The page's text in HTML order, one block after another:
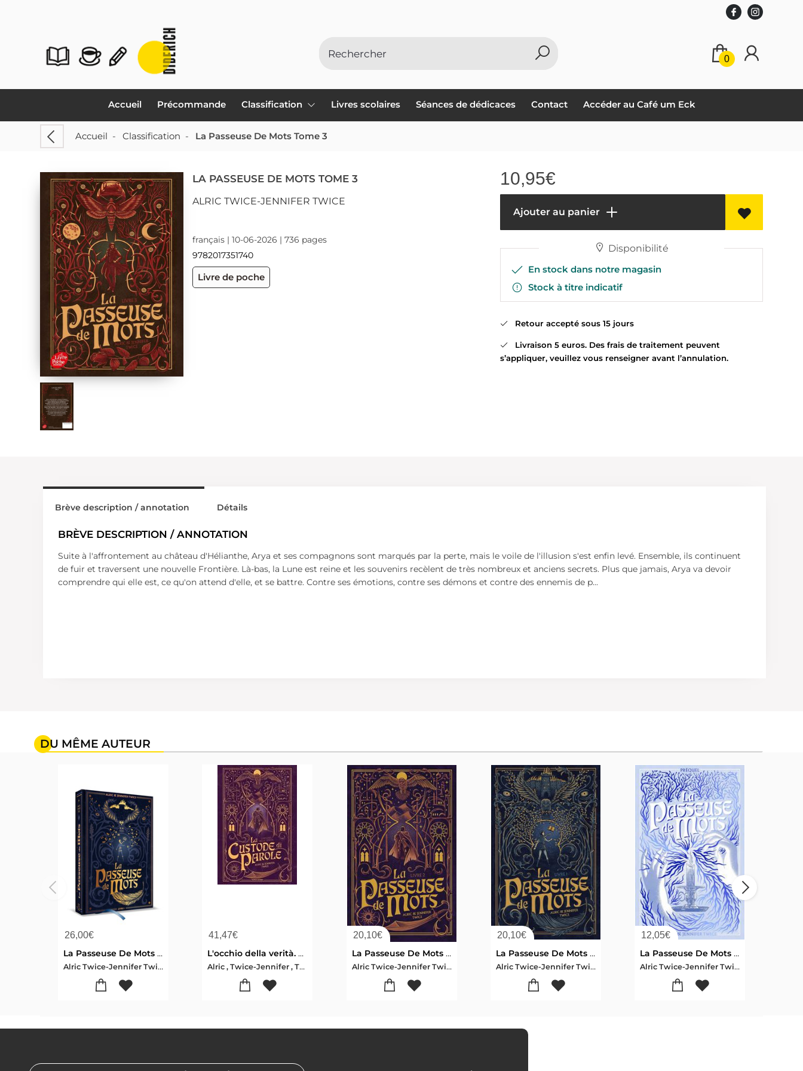
0
Accueil Précommande Classification Livres scolaires Séances de dédicaces Contact Accéder au Café um Eck
Accueil - Classification - La Passeuse De Mots Tome 3
LA PASSEUSE DE MOTS TOME 3
ALRIC TWICE-JENNIFER TWICE
français | 10-06-2026 | 736 pages
9782017351740
Livre de poche
10,95€
Ajouter au panier
Disponibilité
En stock dans notre magasin
Stock à titre indicatif
Retour accepté sous 15 jours
Livraison 5 euros. Des frais de traitement peuvent
s’appliquer, veuillez vous renseigner avant l’annulation.
Brève description / annotation
BRÈVE DESCRIPTION / ANNOTATION
Suite à l'affrontement au château d'Hélianthe, Arya et ses compagnons sont marqués par la perte, mais le voile de l'illusion s'est enfin levé. Ensemble, ils continuent
de fuir et traversent une nouvelle Frontière. Là-bas, la Lune est reine et les souvenirs recèlent de très nombreux et anciens secrets. Plus que jamais, Arya va devoir
comprendre qui elle est, ce qu'on attend d'elle, et se battre. Contre ses émotions, contre ses démons et contre des ennemis de p...
Détails
DU MÊME AUTEUR
26,00€
La Passeuse De Mots Tome 1
Alric Twice-Jennifer Twice
41,47€
L'occhio della verità. La custode di parole. Vol. 2
Alric , Twice-Jennifer , Twice
20,10€
La Passeuse De Mots Tome 2 : L'oeil De Verite
Alric Twice-Jennifer Twice
20,10€
La Passeuse De Mots Tome 1
Alric Twice-Jennifer Twice
12,05€
La Passeuse De Mots : Prequel : La Legende D'hellebore
Alric Twice-Jennifer Twice